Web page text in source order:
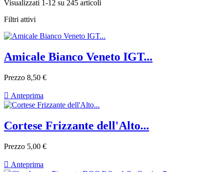
Visualizzati 1-12 su 245 articoli
Filtri attivi
Amicale Bianco Veneto IGT...
Prezzo 8,50 €
 Anteprima
Cortese Frizzante dell'Alto...
Prezzo 5,00 €
 Anteprima